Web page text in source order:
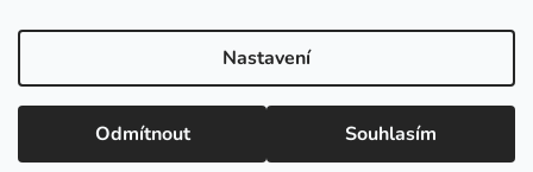
Nastavení
Odmítnout Souhlasím